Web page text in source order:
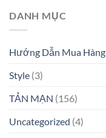
DANH MỤC
Hướng Dẫn Mua Hàng
Style (3)
TẢN MẠN (156)
Uncategorized (4)